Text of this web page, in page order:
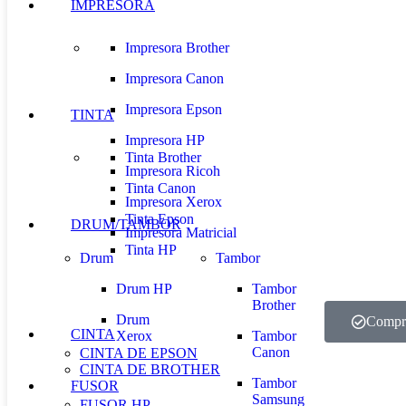
IMPRESORA
Impresora Brother
Impresora Canon
Impresora Epson
Impresora HP
Impresora Ricoh
Impresora Xerox
Impresora Matricial
TINTA
Tinta Brother
Tinta Canon
Tinta Epson
Tinta HP
DRUM/TAMBOR
Drum
Drum HP
Drum
Xerox
Tambor
Tambor
Brother
Tambor
Canon
Tambor
Samsung
CINTA
CINTA DE EPSON
CINTA DE BROTHER
FUSOR